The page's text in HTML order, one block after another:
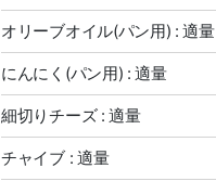
オリーブオイル(パン用) : 適量
にんにく(パン用) : 適量
細切りチーズ : 適量
チャイブ : 適量